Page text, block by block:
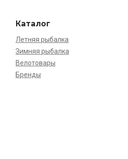
Каталог
Летняя рыбалка
Зимняя рыбалка
Велотовары
Бренды